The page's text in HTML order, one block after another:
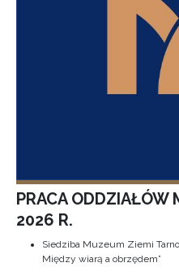
PRACA ODDZIAŁÓW
2026 R.
Siedziba Muzeum Ziemi
Między wiarą a obrzędem”